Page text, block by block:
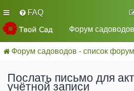
FAQ
Форум
Форум садоводов - список
Послать письмо для
учётной записи